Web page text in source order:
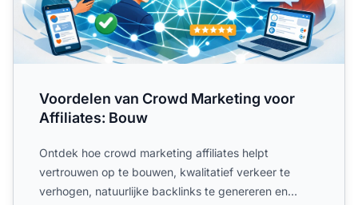
Voordelen van Crowd Marketing voor
Affiliates: Bouw
Ontdek hoe crowd marketing affiliates helpt
vertrouwen op te bouwen, kwalitatief verkeer te
verhogen, natuurlijke backlinks te genereren en